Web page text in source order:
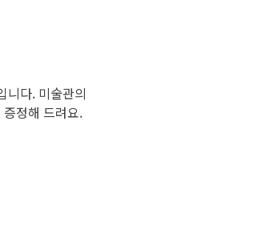
니다. 미술관의
정해 드려요.